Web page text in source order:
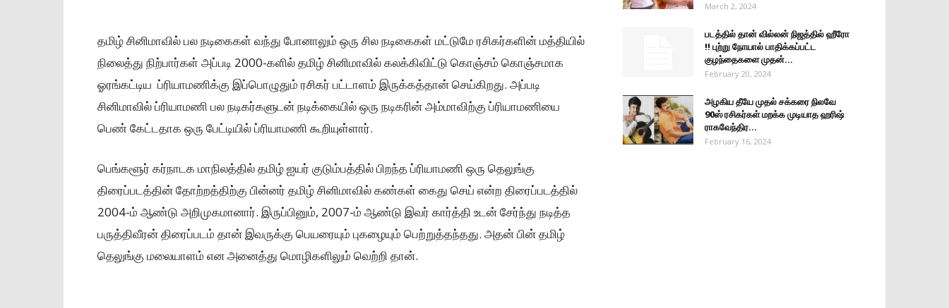
தமிழ் சினிமாவில் பல நடிகைகள் வந்து போனாலும் ஒரு சில நடிகைகள் மட்டுமே ரசிகர்களின் மத்தியில்
நிலைத்து நிற்பார்கள் அப்படி 2000-களில் தமிழ் சினிமாவில் கலக்கிவிட்டு கொஞ்சம் கொஞ்சமாக
ஓரங்கட்டிய ப்ரியாமணிக்கு இப்பொழுதும் ரசிகர் பட்டாளம் இருக்கத்தான் செய்கிறது. அப்படி
சினிமாவில் ப்ரியாமணி பல நடிகர்களுடன் நடிக்கையில் ஒரு நடிகரின் அம்மாவிற்கு ப்ரியாமணியை
பெண் கேட்டதாக ஒரு பேட்டியில் ப்ரியாமணி கூறியுள்ளார்.
பெங்களூர் கர்நாடக மாநிலத்தில் தமிழ் ஐயர் குடும்பத்தில் பிறந்த ப்ரியாமணி ஒரு தெலுங்கு
திரைப்படத்தின் தோற்றத்திற்கு பின்னர் தமிழ் சினிமாவில் கண்கள் கைது செய் என்ற திரைப்படத்தில்
2004-ம் ஆண்டு அறிமுகமானார். இருப்பினும், 2007-ம் ஆண்டு இவர் கார்த்தி உடன் சேர்ந்து நடித்த
பருத்திவீரன் திரைப்படம் தான் இவருக்கு பெயரையும் புகழையும் பெற்றுத்தந்தது. அதன் பின் தமிழ்
தெலுங்கு மலையாளம் என அனைத்து மொழிகளிலும் வெற்றி தான்.
March 2, 2024
படத்தில் தான் வில்லன் நிஜத்தில் ஹீரோ
!! புற்று நோயால் பாதிக்கப்பட்ட
குழந்தைகளை முதன்...
February 20, 2024
அழகிய தீயே முதல் சக்கரை நிலவே
90ஸ் ரசிகர்கள் மறக்க முடியாத ஹரிஷ்
ராகவேந்திர...
February 16, 2024